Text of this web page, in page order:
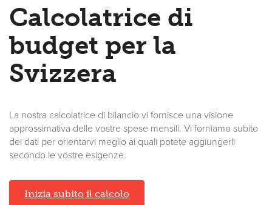
Calcolatrice di
budget per la
Svizzera
La nostra calcolatrice di bilancio vi fornisce una visione
approssimativa delle vostre spese mensili. Vi forniamo subito
dei dati per orientarvi meglio ai quali potete aggiungerli
secondo le vostre esigenze.
Inizia subito il calcolo